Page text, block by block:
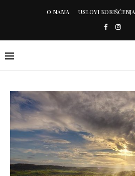
O NAMA USLOVI KORIŠĆENJA